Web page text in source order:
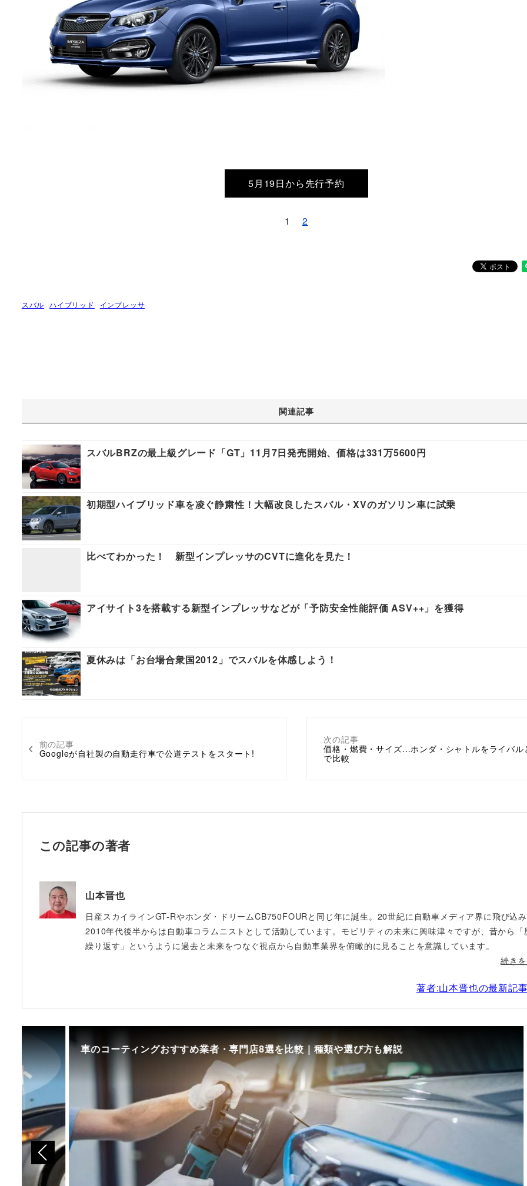
5月19日から先行予約
1 2
スバル ハイブリッド インプレッサ
前の記事
Googleが自社製の自動走行車で公道テストをスタート!
次の記事
価格・燃費・サイズ…ホンダ・シャトルをライバル
で比較
関連記事
スバルBRZの最上級グレード「GT」11月7日発売開始、価格は331万5600円
初期型ハイブリッド車を凌ぐ静粛性！大幅改良したスバル・XVのガソリン車に試乗
比べてわかった！ 新型インプレッサのCVTに進化を見た！
アイサイト3を搭載する新型インプレッサなどが「予防安全性能評価 ASV++」を獲得
夏休みは「お台場合衆国2012」でスバルを体感しよう！
この記事の著者
山本晋也
日産スカイラインGT-Rやホンダ・ドリームCB750FOURと同じ年に誕生。20世紀に自動車メディア界に飛び込み
2010年代後半からは自動車コラムニストとして活動しています。モビリティの未来に興味津々ですが、昔から「
繰り返す」というように過去と未来をつなぐ視点から自動車業界を俯瞰的に見ることを意識しています。
続き
著者:山本晋也の最新記
車のコーティングおすすめ業者・専門店8選を比較｜種類や選び方も解説